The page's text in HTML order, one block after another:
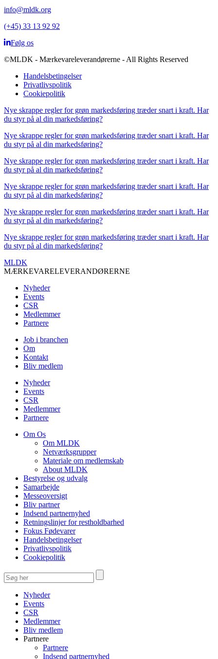
info@mldk.org
(+45) 33 13 92 92
Følg os
©MLDK - Mærkevareleverandørerne - All Rights Reserved
Handelsbetingelser
Privatlivspolitik
Cookiepolitik
Nye skrappe regler for grøn markedsføring træder snart i kraft. Har
du styr på al din markedsføring?
Nye skrappe regler for grøn markedsføring træder snart i kraft. Har
du styr på al din markedsføring?
Nye skrappe regler for grøn markedsføring træder snart i kraft. Har
du styr på al din markedsføring?
Nye skrappe regler for grøn markedsføring træder snart i kraft. Har
du styr på al din markedsføring?
Nye skrappe regler for grøn markedsføring træder snart i kraft. Har
du styr på al din markedsføring?
Nye skrappe regler for grøn markedsføring træder snart i kraft. Har
du styr på al din markedsføring?
MLDK
MÆRKEVARELEVERANDØRERNE
Nyheder
Events
CSR
Medlemmer
Partnere
Job i branchen
Om
Kontakt
Bliv medlem
Nyheder
Events
CSR
Medlemmer
Partnere
Om Os
Om MLDK
Netværksgrupper
Materiale om medlemskab
About MLDK
Bestyrelse og udvalg
Samarbejde
Messeoversigt
Bliv partner
Indsend partnernyhed
Retningslinjer for restholdbarhed
Fokus Fødevarer
Handelsbetingelser
Privatlivspolitik
Cookiepolitik
Nyheder
Events
CSR
Medlemmer
Bliv medlem
Partnere
Partnere
Indsend partnernyhed